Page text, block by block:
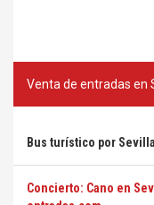
Venta de entradas en
Bus turístico por
Concierto: Cano en